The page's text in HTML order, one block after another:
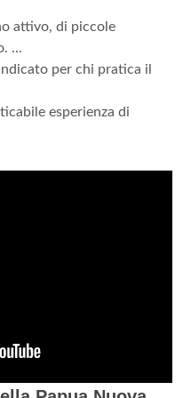
attivo, di piccole
...
per chi pratica il
esperienza di